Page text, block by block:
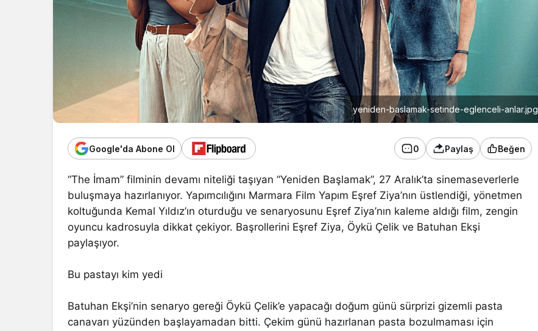
yeniden-baslamak-setinde-eglenceli-anlar.jpg
Google'da Abone Ol 0 Paylaş Beğen
“The İmam” filminin devamı niteliği taşıyan “Yeniden Başlamak”, 27 Aralık’ta sinemaseverlerle
buluşmaya hazırlanıyor. Yapımcılığını Marmara Film Yapım Eşref Ziya’nın üstlendiği, yönetmen
koltuğunda Kemal Yıldız’ın oturduğu ve senaryosunu Eşref Ziya’nın kaleme aldığı film, zengin
oyuncu kadrosuyla dikkat çekiyor. Başrollerini Eşref Ziya, Öykü Çelik ve Batuhan Ekşi
paylaşıyor.
Bu pastayı kim yedi
Batuhan Ekşi’nin senaryo gereği Öykü Çelik’e yapacağı doğum günü sürprizi gizemli pasta
canavarı yüzünden başlayamadan bitti. Çekim günü hazırlanan pasta bozulmaması için